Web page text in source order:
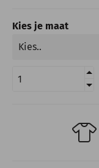
Kies je maat